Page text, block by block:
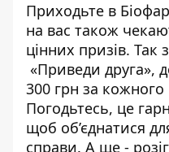
Приходьте в
на вас також
цінних призів. Так
«Приведи друга»,
300 грн за
Погодьтесь, це
щоб об’єднатися
справи. А ще -